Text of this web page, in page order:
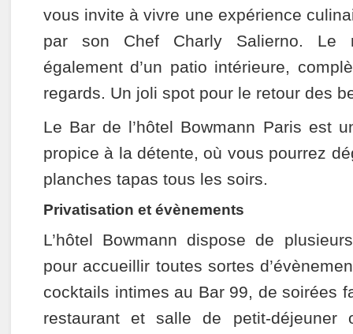
vous invite à vivre une expérience
par son Chef Charly Salierno. Le
également d’un patio intérieure,
regards. Un joli spot pour le retour des
Le Bar de l’hôtel Bowmann Paris est
propice à la détente, où vous pourrez
planches tapas tous les soirs.
Privatisation et évènements
L’hôtel Bowmann dispose de
pour accueillir toutes sortes
cocktails intimes au Bar 99, de soirées
restaurant et salle de petit-déjeuner